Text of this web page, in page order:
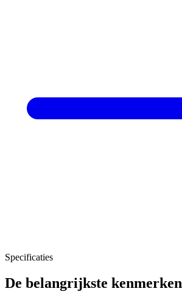
Specificaties
De belangrijkste kenmerken